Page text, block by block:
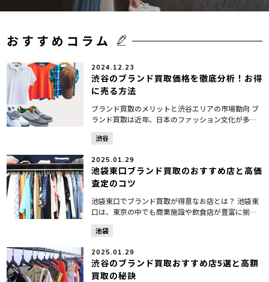
おすすめコラム
2024.12.23
渋谷のブランド買取価格を徹底分析！お得
に売る方法
ブランド買取のメリットと渋谷エリアの市場動向 ブ
ランド買取は近年、日本のファッション文化が多様
化する中で注目を集めています。特に、渋谷エリア
では、若者を中心とした多くの消費者が集まり、ブ
渋谷
2025.01.29
池袋東口ブランド買取のおすすめ店と高価
査定のコツ
池袋東口でブランド買取が得意なお店とは？ 池袋東
口は、東京の中でも商業施設や飲食店が豊富に揃っ
ているエリアですが、最近はブランド買取の需要も
高まっています。多くの人々が不要になったブラン
池袋
2025.01.29
渋谷のブランド買取おすすめ店5選と高額
買取の秘訣